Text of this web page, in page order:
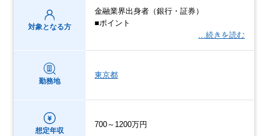
対象となる方
金融業界出身者（銀行・証券）
■ポイント
…続きを読む
勤務地
東京都
想定年収
700～1200万円